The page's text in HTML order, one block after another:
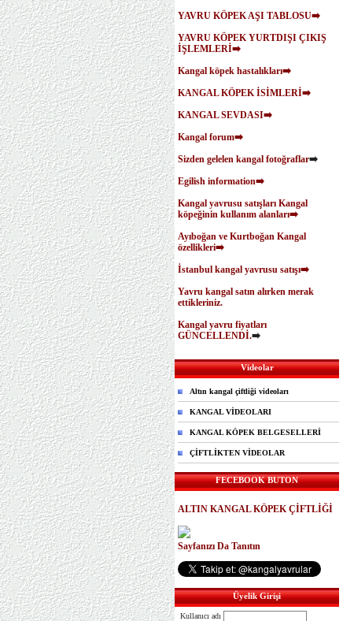
YAVRU KÖPEK AŞI TABLOSU➡️
YAVRU KÖPEK YURTDIŞI ÇIKIŞ
İŞLEMLERİ➡️
Kangal köpek hastalıkları➡️
KANGAL KÖPEK İSİMLERİ➡️
KANGAL SEVDASI➡️
Kangal forum➡️
Sizden gelelen kangal fotoğraflar➡️
Egilish information➡️
Kangal yavrusu satışları Kangal
köpeğinin kullanım alanları➡️
Ayıboğan ve Kurtboğan Kangal
özellikleri➡️
İstanbul kangal yavrusu satışı➡️
Yavru kangal satın alırken merak
ettikleriniz.
Kangal yavru fiyatları
GÜNCELLENDİ.➡️
Videolar
Altın kangal çiftliği videoları
KANGAL VİDEOLARI
KANGAL KÖPEK BELGESELLERİ
ÇİFTLİKTEN VİDEOLAR
FECEBOOK BUTON
ALTIN KANGAL KÖPEK ÇİFTLİĞİ
Sayfanızı Da Tanıtın
Üyelik Girişi
Kullanıcı adı